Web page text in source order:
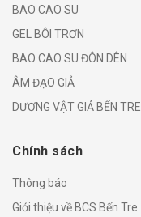
BAO CAO SU
GEL BÔI TRƠN
BAO CAO SU ĐÔN DÊN
ÂM ĐẠO GIẢ
DƯƠNG VẬT GIẢ BẾN TRE
Chính sách
Thông báo
Giới thiệu về BCS Bến Tre